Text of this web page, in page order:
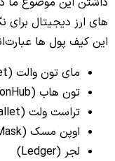
های ارز دیجیتال برای
این کیف پول ها
مای تون والت (MyTonWallet)
تون هاب (TonHub)
تراست ولت (Trust Wallet)
اوپن مسک (OpenMask)
لجر (Ledger)